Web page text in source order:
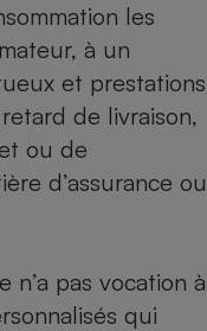
les
à un
et prestations
de livraison,
ou de
d’assurance ou
pas vocation à
qui